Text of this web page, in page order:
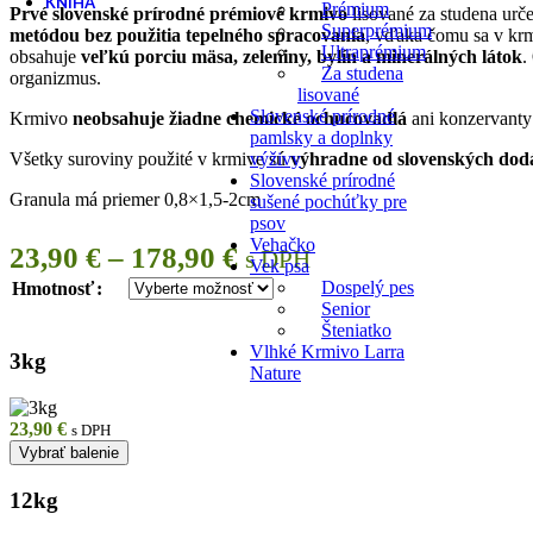
Prémium
Superprémium
Ultraprémium
Za studena
lisované
Slovenské prírodné
pamlsky a doplnky
výživy
Slovenské prírodné
sušené pochúťky pre
psov
Vehačko
Vek psa
Dospelý pes
Senior
Šteniatko
Vlhké Krmivo Larra
Nature
Prvé slovenské prírodné prémiové krmivolisované za studena
metódou bez použitia tepelného spracovania, vďaka čomu sa v
obsahuje veľkú porciu mäsa, zeleniny, bylín a minerálných látok.
organizmus.
Krmivo neobsahuje žiadne chemické ochucovadlá ani
Všetky suroviny použité v krmive súvýhradne od slovenských
Granula má priemer 0,8×1,5-2cm
23,90 € – 178,90 €Price
range:
23,90 €
through
s DPH
Hmotnosť
3kg
23,90 € s DPH
Vybrať balenie
12kg